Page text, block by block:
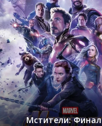
Мстители: Финал